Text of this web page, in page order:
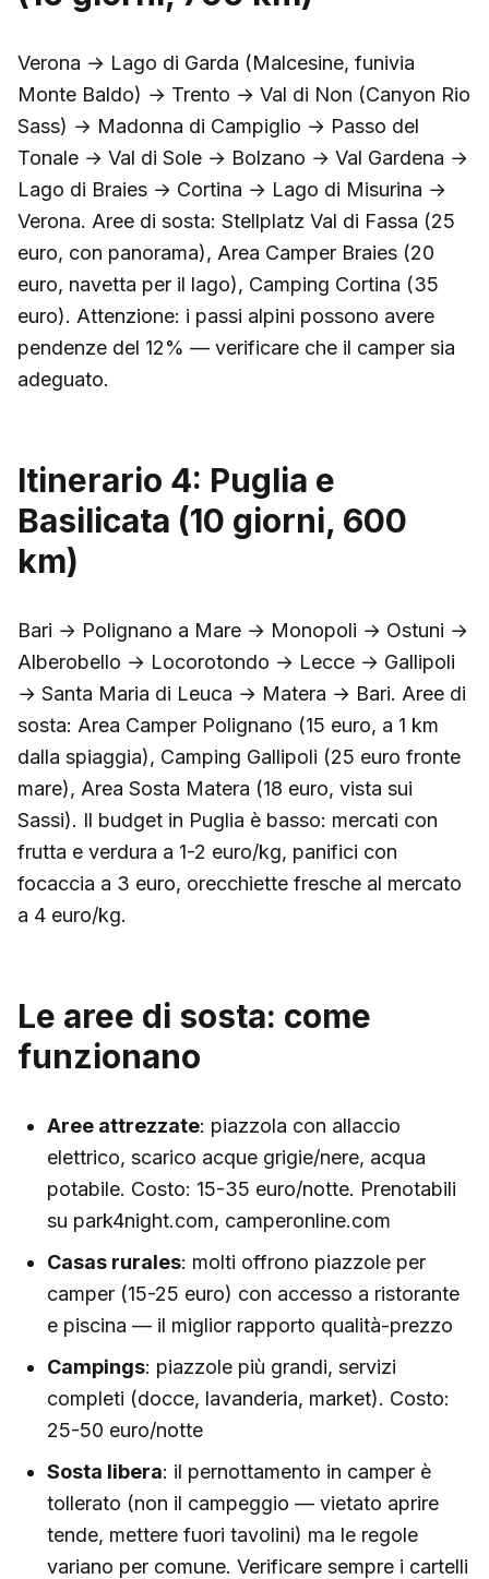
Verona → Lago di Garda (Malcesine, funivia
Monte Baldo) → Trento → Val di Non (Canyon Rio
Sass) → Madonna di Campiglio → Passo del
Tonale → Val di Sole → Bolzano → Val Gardena →
Lago di Braies → Cortina → Lago di Misurina →
Verona. Aree di sosta: Stellplatz Val di Fassa (25
euro, con panorama), Area Camper Braies (20
euro, navetta per il lago), Camping Cortina (35
euro). Attenzione: i passi alpini possono avere
pendenze del 12% — verificare che il camper sia
adeguato.
Itinerario 4: Puglia e
Basilicata (10 giorni, 600
km)
Bari → Polignano a Mare → Monopoli → Ostuni →
Alberobello → Locorotondo → Lecce → Gallipoli
→ Santa Maria di Leuca → Matera → Bari. Aree di
sosta: Area Camper Polignano (15 euro, a 1 km
dalla spiaggia), Camping Gallipoli (25 euro fronte
mare), Area Sosta Matera (18 euro, vista sui
Sassi). Il budget in Puglia è basso: mercati con
frutta e verdura a 1-2 euro/kg, panifici con
focaccia a 3 euro, orecchiette fresche al mercato
a 4 euro/kg.
Le aree di sosta: come
funzionano
Aree attrezzate: piazzola con allaccio
elettrico, scarico acque grigie/nere, acqua
potabile. Costo: 15-35 euro/notte. Prenotabili
su park4night.com, camperonline.com
Casas rurales: molti offrono piazzole per
camper (15-25 euro) con accesso a ristorante
e piscina — il miglior rapporto qualità-prezzo
Campings: piazzole più grandi, servizi
completi (docce, lavanderia, market). Costo:
25-50 euro/notte
Sosta libera: il pernottamento in camper è
tollerato (non il campeggio — vietato aprire
tende, mettere fuori tavolini) ma le regole
variano per comune. Verificare sempre i cartelli